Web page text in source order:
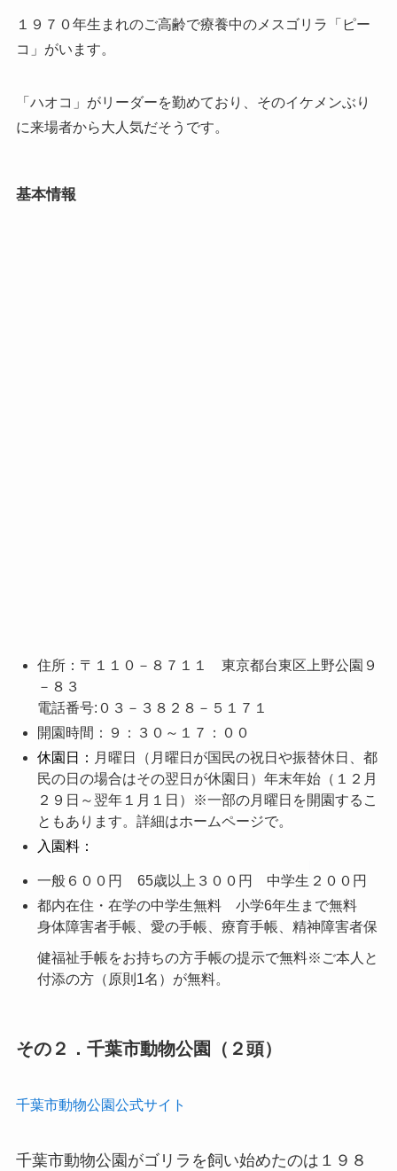
１９７０年生まれのご高齢で療養中のメスゴリラ「ピー
コ」がいます。
「ハオコ」がリーダーを勤めており、そのイケメンぶり
に来場者から大人気だそうです。
基本情報
住所：〒１１０－８７１１ 東京都台東区上野公園９
－８３
電話番号:０３－３８２８－５１７１
開園時間：９：３０～１７：００
休園日： 月曜日（月曜日が国民の祝日や振替休日、都
民の日の場合はその翌日が休園日）年末年始（１２月
２９日～翌年１月１日）
※一部の月曜日を開園するこ
ともあります。詳細はホームページで。
入園料：
一般６００円 65歳以上３００ 円 中学生 ２００円
都内在住・在学の中学生無料 小学6年生まで無料
身体障害者手帳、愛の手帳、療育手帳、精神障害者保
健福祉手帳をお持ちの方手帳の提示で無料※ご本人と
付添の方（原則1名）が無料。
その２．千葉市動物公園（２頭）
千葉市動物公園公式サイト
千葉市動物公園がゴリラを飼い始めたのは１９８